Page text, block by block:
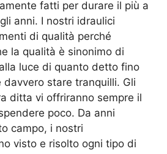
fatti per durare il più a
anni. I nostri idraulici
di qualità perché
la qualità è sinonimo di
luce di quanto detto fino
stare tranquilli. Gli
ditta vi offriranno sempre il
poco. Da anni
campo, i nostri
visto e risolto ogni tipo di